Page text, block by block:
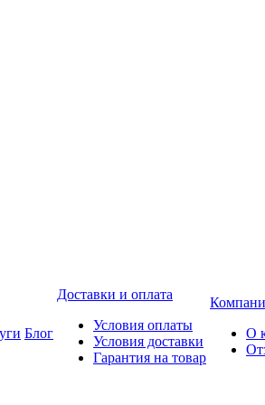
Блог
Доставки и оплата
Условия оплаты
Условия доставки
Гарантия на товар
О